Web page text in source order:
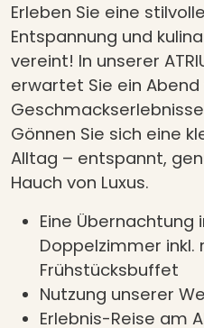
Erleben Sie eine
Entspannung und
vereint! In unserer
erwartet Sie ein Abend
Gönnen Sie sich eine
Alltag – entspannt,
Hauch von Luxus.
Eine Übernachtung
Doppelzimmer
Frühstücksbuffet
Nutzung unserer
Erlebnis-Reise am